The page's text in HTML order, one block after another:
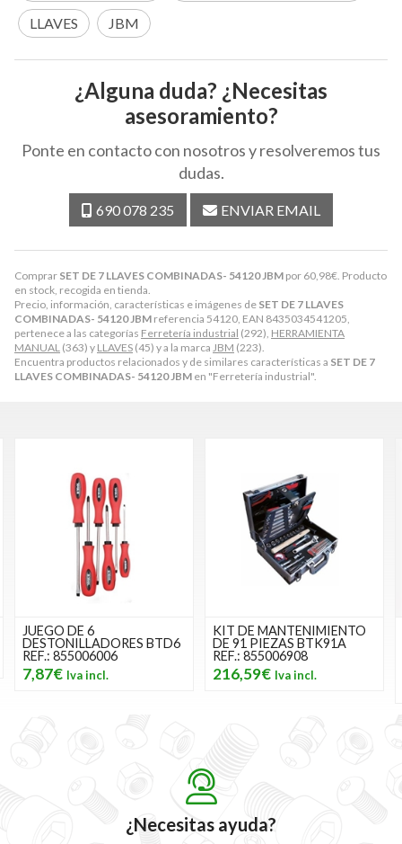
Comprar SET DE 7 LLAVES COMBINADAS- 54120 JBM por 60,98€. Producto
en stock, recogida en tienda.
Precio, información, características e imágenes de SET DE 7 LLAVES
COMBINADAS- 54120 JBM referencia 54120, EAN 8435034541205,
pertenece a las categorías Ferretería industrial (292), HERRAMIENTA
MANUAL (363) y LLAVES (45) y a la marca JBM (223).
Encuentra productos relacionados y de similares características a SET DE 7
LLAVES COMBINADAS- 54120 JBM en "Ferretería industrial".
LLAVES JBM
¿Alguna duda? ¿Necesitas
asesoramiento?
Ponte en contacto con nosotros y resolveremos tus
dudas.
690 078 235 ENVIAR EMAIL
JUEGO DE 6
DESTONILLADORES BTD6
REF.: 855006006
7,87€
KIT DE MANTENIMIENTO
DE 91 PIEZAS BTK91A
REF.: 855006908
216,59€
¿Necesitas ayuda?